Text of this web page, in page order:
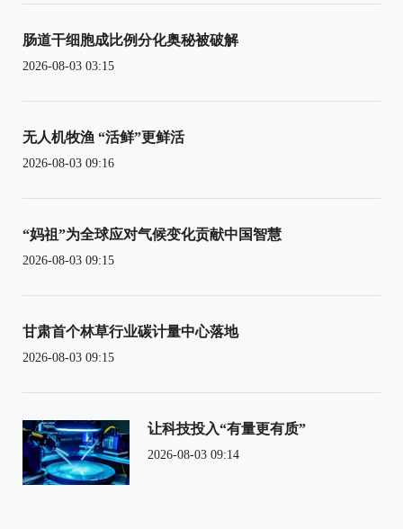
肠道干细胞成比例分化奥秘被破解
2026-08-03 03:15
无人机牧渔 “活鲜”更鲜活
2026-08-03 09:16
“妈祖”为全球应对气候变化贡献中国智慧
2026-08-03 09:15
甘肃首个林草行业碳计量中心落地
2026-08-03 09:15
让科技投入“有量更有质”
2026-08-03 09:14